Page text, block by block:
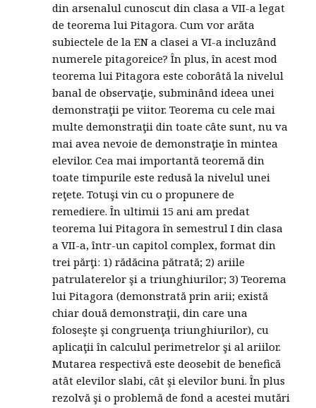
din arsenalul cunoscut din clasa a VII-a legat
de teorema lui Pitagora. Cum vor arăta
subiectele de la EN a clasei a VI-a incluzând
numerele pitagoreice? În plus, în acest mod
teorema lui Pitagora este coborâtă la nivelul
banal de observaţie, subminând ideea unei
demonstraţii pe viitor. Teorema cu cele mai
multe demonstraţii din toate câte sunt, nu va
mai avea nevoie de demonstraţie în mintea
elevilor. Cea mai importantă teoremă din
toate timpurile este redusă la nivelul unei
reţete. Totuşi vin cu o propunere de
remediere. În ultimii 15 ani am predat
teorema lui Pitagora în semestrul I din clasa
a VII-a, într-un capitol complex, format din
trei părţi: 1) rădăcina pătrată; 2) ariile
patrulaterelor şi a triunghiurilor; 3) Teorema
lui Pitagora (demonstrată prin arii; există
chiar două demonstraţii, din care una
foloseşte şi congruenţa triunghiurilor), cu
aplicaţii în calculul perimetrelor şi al ariilor.
Mutarea respectivă este deosebit de benefică
atât elevilor slabi, cât şi elevilor buni. În plus
rezolvă şi o problemă de fond a acestei mutări